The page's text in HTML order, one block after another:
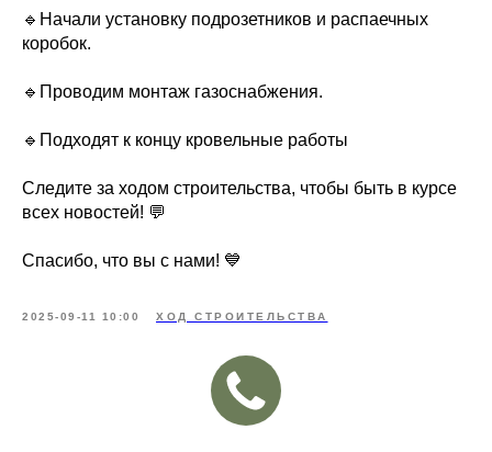
🔹Начали установку подрозетников и распаечных
коробок.
🔹Проводим монтаж газоснабжения.
🔹Подходят к концу кровельные работы
Следите за ходом строительства, чтобы быть в курсе
всех новостей! 💬
Спасибо, что вы с нами! 💙
2025-09-11 10:00 ХОД СТРОИТЕЛЬСТВА